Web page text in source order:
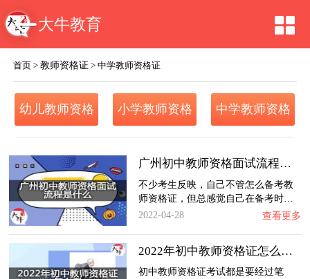
大牛教育
首页 >教师资格证 >中学教师资格证
幼儿教师资格
证
小学教师资格
证
中学教师资格
证
广州初中教师资格面试流程是什么？
不少考生反映，自己不管怎么备考教
师资格证，但总感觉自己在备考时…
2022-04-28
查看更多
2022年初中教师资格证怎么考？
初中教师资格证考试都是要经过笔